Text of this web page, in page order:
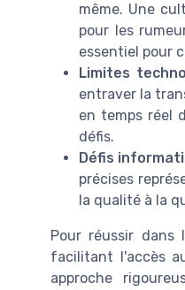
même. Une
pour les
essentiel pour
Limites
entraver la
en temps réel
défis.
Défis
précises
la qualité à la
Pour réussir dans
facilitant l'accès
approche